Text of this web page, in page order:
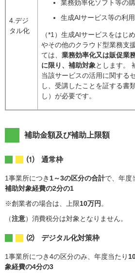
4.デジ
タル化
業務効率化ソフト等の
生成AIサービス等の利用
（*1）生成AIサービスをはじ
やその他のクラウド型業務支
ては、 業務効率化又は販促業
に限り、補助対象とします。
当該サービスの活用に関する
し、受講したことを証する書
し）が必要です。
補助金額及び補助上限額
⑴ 通常枠
1事業所につき 1～3の区分の合計で、年度
補助対象経費の2分の1
※創業者の場合は、上限10万円 。
（注意）消費税分は対象となりません。
⑵ デジタル化対策枠
1事業所につき4の区分のみ、年度当たり
象経費の4分の3